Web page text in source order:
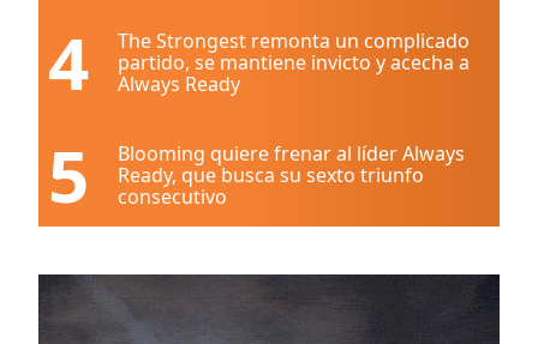
4
The Strongest remonta un complicado
partido, se mantiene invicto y acecha a
Always Ready
5
Blooming quiere frenar al líder Always
Ready, que busca su sexto triunfo
consecutivo